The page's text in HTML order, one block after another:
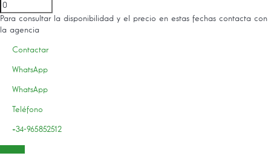
Para consultar la disponibilidad y el precio en estas fechas contacta con
la agencia
Contactar
WhatsApp
WhatsApp
Teléfono
+34-965852512